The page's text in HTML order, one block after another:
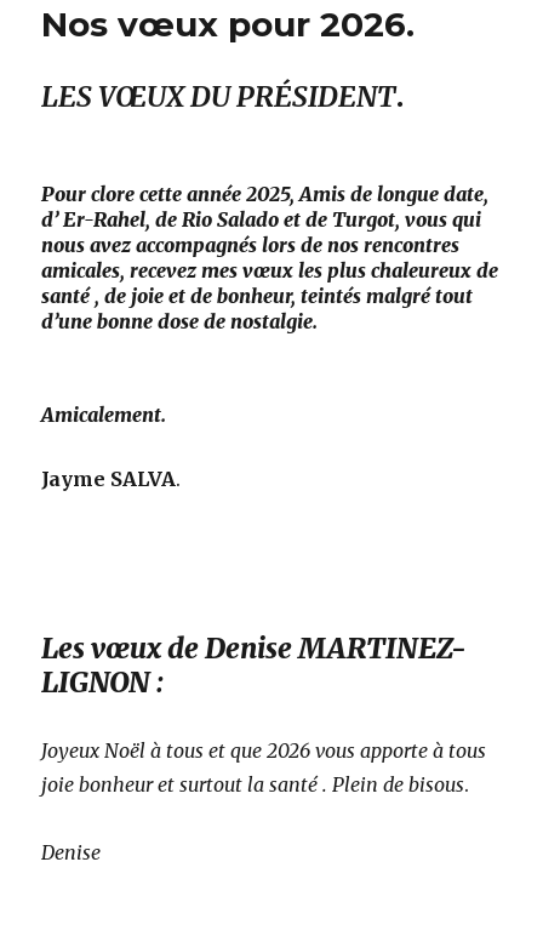
Nos vœux pour 2026.
LES VŒUX DU PRÉSIDENT.
Pour clore cette année 2025, Amis de longue date,
d’ Er-Rahel, de Rio Salado et de Turgot, vous qui
nous avez accompagnés lors de nos rencontres
amicales, recevez mes vœux les plus chaleureux de
santé , de joie et de bonheur, teintés malgré tout
d’une bonne dose de nostalgie.
Amicalement.
Jayme SALVA.
Les vœux de Denise MARTINEZ-
LIGNON:
Joyeux Noël à tous et que 2026 vous apporte à tous
joie bonheur et surtout la santé . Plein de bisous.
Denise